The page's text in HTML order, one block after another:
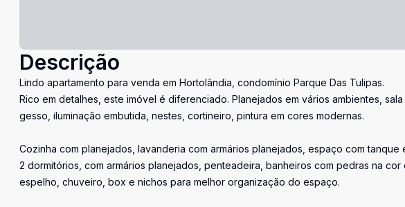
Descrição
Lindo apartamento para venda em Hortolândia, condomínio Parque Das Tulipas.
Rico em detalhes, este imóvel é diferenciado. Planejados em vários ambientes,
gesso, iluminação embutida, nestes, cortineiro, pintura em cores modernas.
Cozinha com planejados, lavanderia com armários planejados, espaço com tanque
2 dormitórios, com armários planejados, penteadeira, banheiros com pedras na
espelho, chuveiro, box e nichos para melhor organização do espaço.